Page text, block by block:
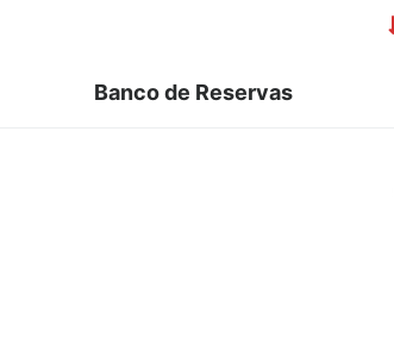
Banco de Reservas